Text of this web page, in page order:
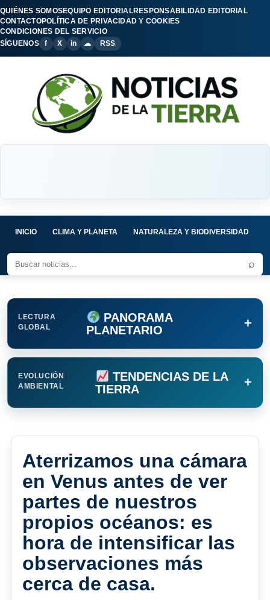
QUIÉNES SOMOSEQUIPO EDITORIALRESPONSABILIDAD EDITORIAL
CONTACTOPOLÍTICA DE PRIVACIDAD Y COOKIES
CONDICIONES DEL SERVICIO
SÍGUENOS
f X in ☁ RSS
INICIO CLIMA Y PLANETA NATURALEZA Y BIODIVERSIDAD
⌕
LECTURA
GLOBAL
PANORAMA
PLANETARIO
+
EVOLUCIÓN
AMBIENTAL
TENDENCIAS DE LA
TIERRA
+
Aterrizamos una cámara
en Venus antes de ver
partes de nuestros
propios océanos: es
hora de intensificar las
observaciones más
cerca de casa.